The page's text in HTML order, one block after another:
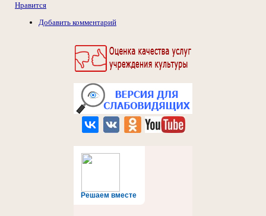
Решаем вместе
Нравится
Добавить комментарий